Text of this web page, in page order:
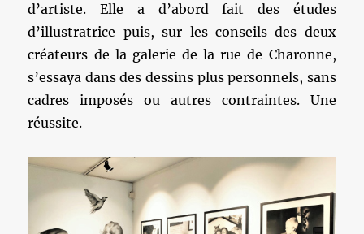
d’artiste. Elle a d’abord fait des études
d’illustratrice puis, sur les conseils des deux
créateurs de la galerie de la rue de Charonne,
s’essaya dans des dessins plus personnels, sans
cadres imposés ou autres contraintes. Une
réussite.